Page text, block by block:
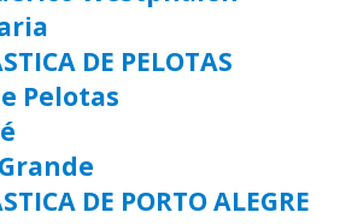
DE PELOTAS
Pelotas
DE PORTO ALEGRE